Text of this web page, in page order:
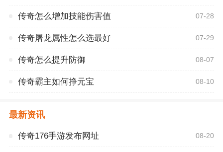
传奇怎么增加技能伤害值 07-28
传奇屠龙属性怎么选最好 07-29
传奇怎么提升防御 08-07
传奇霸主如何挣元宝 08-10
最新资讯
传奇176手游发布网址 08-20